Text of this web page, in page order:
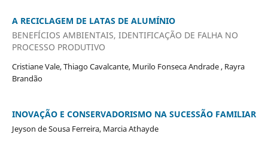
A RECICLAGEM DE LATAS DE ALUMÍNIO
BENEFÍCIOS AMBIENTAIS, IDENTIFICAÇÃO DE FALHA NO
PROCESSO PRODUTIVO
Cristiane Vale, Thiago Cavalcante, Murilo Fonseca Andrade , Rayra
Brandão
INOVAÇÃO E CONSERVADORISMO NA SUCESSÃO FAMILIAR
Jeyson de Sousa Ferreira, Marcia Athayde